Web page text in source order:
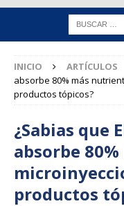
INICIO ARTÍCULOS
absorbe 80% más
productos tópicos?
¿Sabias que
absorbe
productos